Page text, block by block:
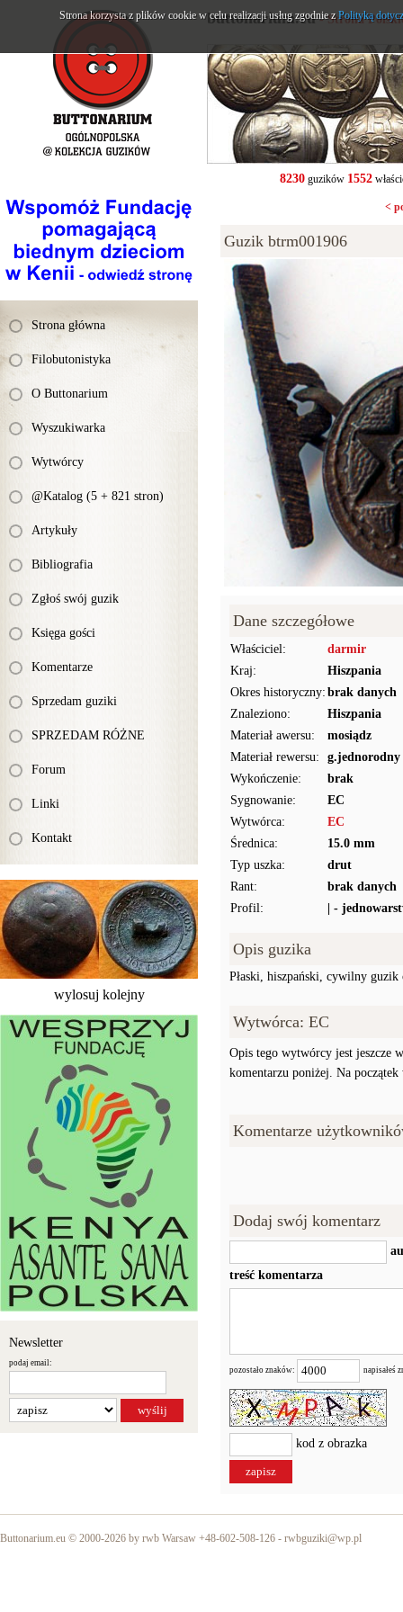
Strona główna
Filobutonistyka
O Buttonarium
Wyszukiwarka
Wytwórcy
@Katalog (5 + 821 stron)
Artykuły
Bibliografia
Zgłoś swój guzik
Księga gości
Komentarze
Sprzedam guziki
SPRZEDAM RÓŻNE
Forum
Linki
Kontakt
wylosuj kolejny
Newsletter
podaj email:
buttonarium.eu- Strona
8230guzików 1552
<
Guzik btrm001906
Dane szczegółowe
Właściciel:
darmir
Kraj:
Hiszpania
Okres historyczny: brak danych
Znaleziono:
Hiszpania
Materiał awersu:
mosiądz
Materiał rewersu:
g.jednorodny
Wykończenie:
brak
Sygnowanie:
EC
Wytwórca:
EC
Średnica:
15.0 mm
Typ uszka:
drut
Rant:
brak danych
Profil:
| -
Opis guzika
Płaski, hiszpański, cywilny
Wytwórca: EC
Opis tego wytwórcy jest jeszcze
komentarzu poniżej. Na
Komentarze
Dodaj swój komentarz
treść komentarza
pozostało znaków: napisałeś
kod z obrazka
Buttonarium.eu © 2000-2026 by rwb Warsaw +48-602-508-126 - rwbguziki@wp.pl
Strona korzysta z plików cookie w celu realizacji usług zgodnie zPolityką